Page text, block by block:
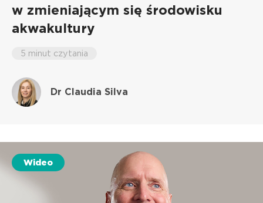
w zmieniającym się środowisku
akwakultury
5 minut czytania
Dr Claudia Silva
Wideo